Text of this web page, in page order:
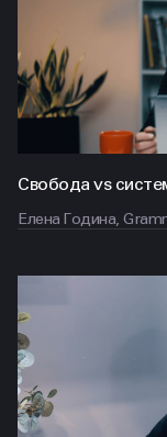
Свобода vs
Елена Година,